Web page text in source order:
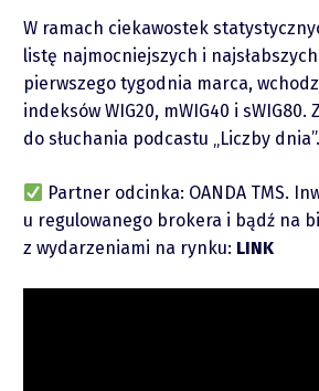
Raporty
Podcasty
Video
W ramach ciekawostek
listę najmocniejszych i
pierwszego tygodnia marca,
indeksów WIG20, mWIG40 i sWIG80.
do słuchania podcastu „Liczby dnia”.
Partner odcinka: OANDA TMS.
u regulowanego brokera i bądź na
z wydarzeniami na rynku: LINK